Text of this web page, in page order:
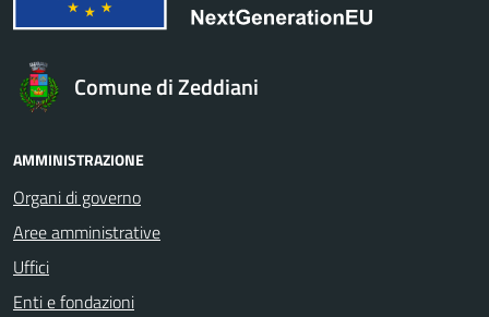
Comune di Zeddiani
AMMINISTRAZIONE
Organi di governo
Aree amministrative
Uffici
Enti e fondazioni